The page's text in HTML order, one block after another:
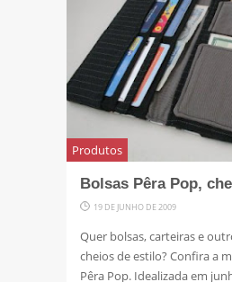
Produtos
Bolsas Pêra Pop,
19 DE JUNHO DE 2009
Quer bolsas, carteiras e
cheios de estilo? Confira a
Pêra Pop. Idealizada em